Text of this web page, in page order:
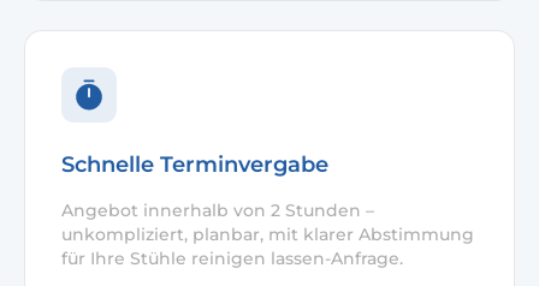
Schnelle Terminvergabe
Angebot innerhalb von 2 Stunden –
unkompliziert, planbar, mit klarer Abstimmung
für Ihre Stühle reinigen lassen-Anfrage.